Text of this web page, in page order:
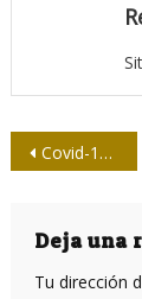
Covid-19: OMS confirma seis vacunas en fase III, pero pide cautela
Deja una
Tu dirección